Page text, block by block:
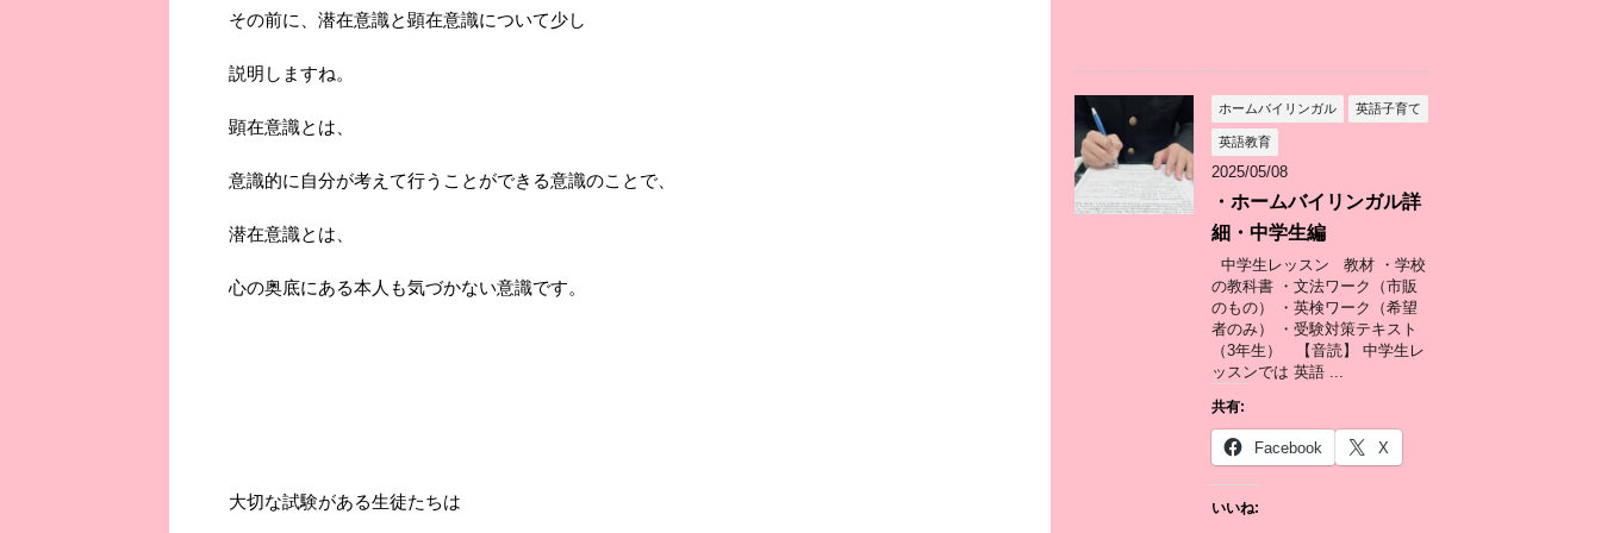
その前に、潜在意識と顕在意識について少し
説明しますね。
顕在意識とは、
意識的に自分が考えて行うことができる意識のことで、
潜在意識とは、
心の奥底にある本人も気づかない意識です。
大切な試験がある生徒たちは
ホームバイリンガル 英語子育て
英語教育
2025/05/08
・ホームバイリンガル詳
細・中学生編
中学生レッスン 教材 ・学校
の教科書 ・文法ワーク（市販
のもの） ・英検ワーク（希望
者のみ） ・受験対策テキスト
（3年生） 【音読】 中学生レ
ッスンでは 英語 ...
共有:
Facebook X
いいね: